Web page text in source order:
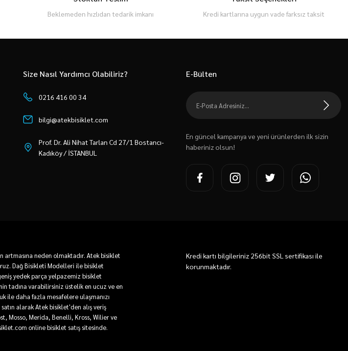
Beklemeden hızlıdan tedarik imkanı Kredi kartlarına uygun vade farksız taksit
Size Nasıl Yardımcı Olabiliriz?
0216 416 00 34
bilgi@atekbisiklet.com
Prof. Dr. Ali Nihat Tarlan Cd 27/1 Bostancı-
Kadıköy / İSTANBUL
E-Bülten
En güncel kampanya ve yeni ürünlerden ilk sizin
haberiniz olsun!
neden olmaktadır. Atek bisiklet
Dağ Bisikleti Modelleri ile bisiklet
yedek parça yelpazemiz bisiklet
tadına varabilirsiniz üstelik en ucuz ve en
ile daha fazla mesafelere ulaşmanızı
alarak Atek bisiklet'den alış veriş
Mosso, Merida, Benelli, Kross, Wilier ve
online bisiklet satış sitesinde.
Kredi kartı bilgileriniz 256bit SSL sertifikası ile
korunmaktadır.